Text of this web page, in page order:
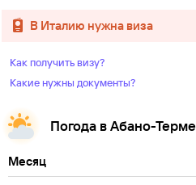
в Италию нужна виза
Как получить визу?
Какие нужны документы?
Погода в Абано-Терме
Месяц